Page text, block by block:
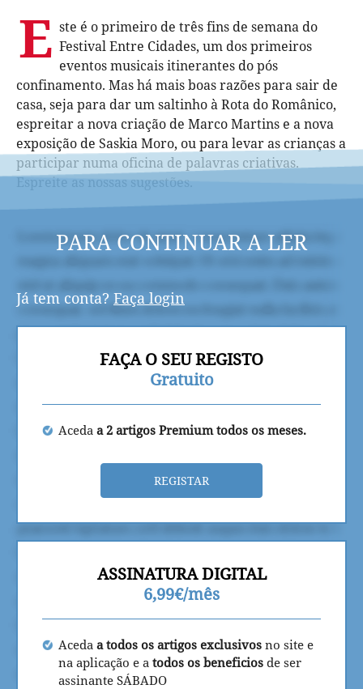
E ste é o primeiro de três fins de semana do
Festival Entre Cidades, um dos primeiros
eventos musicais itinerantes do pós
confinamento. Mas há mais boas razões para sair de
casa, seja para dar um saltinho à Rota do Românico,
espreitar a nova criação de Marco Martins e a nova
exposição de Saskia Moro, ou para levar as crianças a
participar numa oficina de palavras criativas.
Espreite as nossas sugestões.
PARA CONTINUAR A LER
Já tem conta? Faça login
FAÇA O SEU REGISTO
Gratuito
Aceda a 2 artigos Premium todos os meses.
REGISTAR
ASSINATURA DIGITAL
6,99€/mês
Aceda a todos os artigos exclusivos no site e
na aplicação e a todos os beneficios de ser
assinante SÁBADO